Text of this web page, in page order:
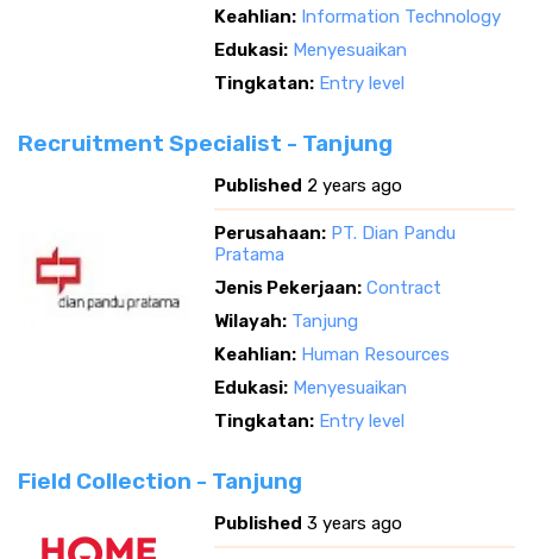
Keahlian: Information Technology
Edukasi: Menyesuaikan
Tingkatan: Entry level
Recruitment Specialist - Tanjung
Published 2 years ago
Perusahaan: PT. Dian Pandu
Pratama
Jenis Pekerjaan: Contract
Wilayah: Tanjung
Keahlian: Human Resources
Edukasi: Menyesuaikan
Tingkatan: Entry level
Field Collection - Tanjung
Published 3 years ago